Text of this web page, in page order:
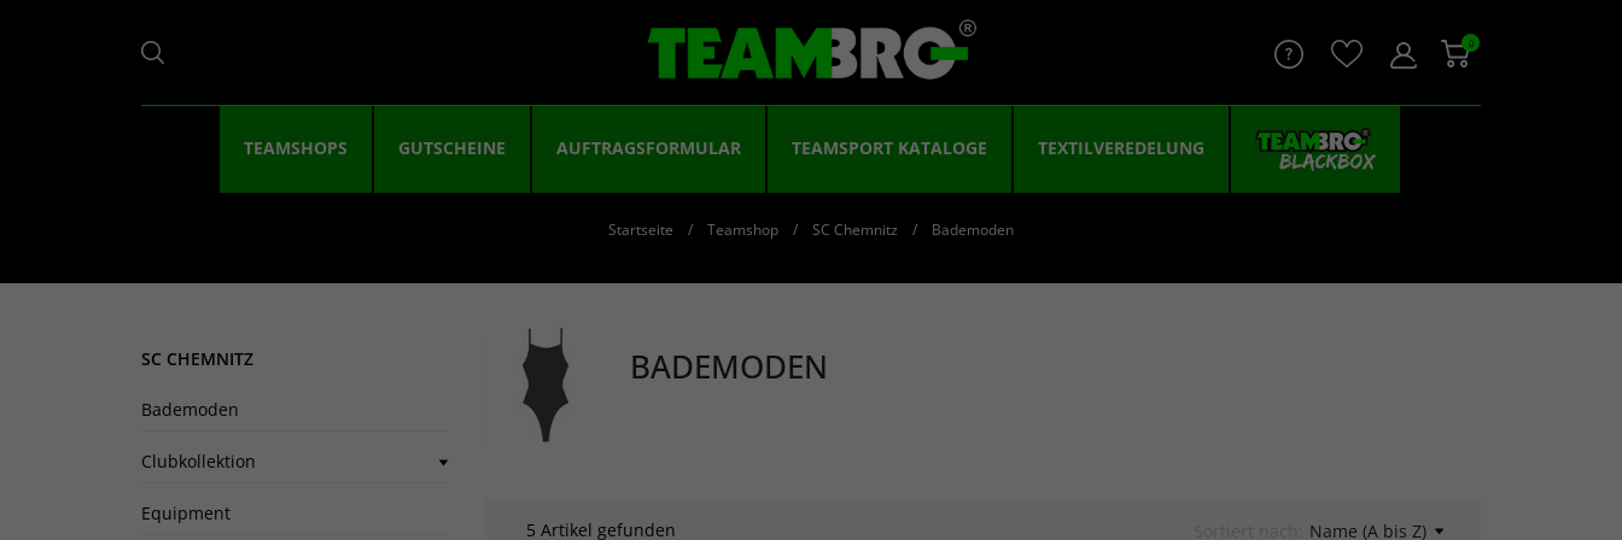
0
TEAMSHOPS GUTSCHEINE AUFTRAGSFORMULAR TEAMSPORT KATALOGE TEXTILVEREDELUNG
Startseite Teamshop SC Chemnitz Bademoden
SC CHEMNITZ
Bademoden
Clubkollektion
Equipment
BADEMODEN
5 Artikel gefunden
Name (A bis Z)